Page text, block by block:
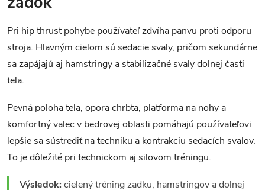
Pri hip thrust pohybe používateľ zdvíha panvu proti odporu
stroja. Hlavným cieľom sú sedacie svaly, pričom sekundárne
sa zapájajú aj hamstringy a stabilizačné svaly dolnej časti
tela.
Pevná poloha tela, opora chrbta, platforma na nohy a
komfortný valec v bedrovej oblasti pomáhajú používateľovi
lepšie sa sústrediť na techniku a kontrakciu sedacích svalov.
To je dôležité pri technickom aj silovom tréningu.
Výsledok: cielený tréning zadku, hamstringov a dolnej